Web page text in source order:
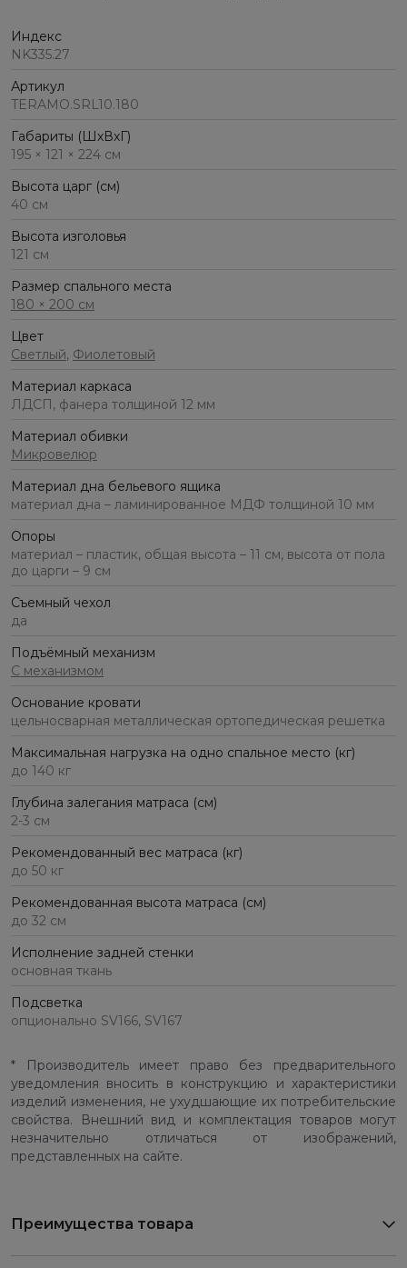
Индекс
NK335.27
Артикул
TERAMO.SRL10.180
Габариты (ШхВхГ)
195 × 121 × 224 см
Высота царг (см)
40 см
Высота изголовья
121 см
Размер спального места
180 × 200 см
Цвет
Светлый, Фиолетовый
Материал каркаса
ЛДСП, фанера толщиной 12 мм
Материал обивки
Микровелюр
Материал дна бельевого ящика
материал дна – ламинированное МДФ толщиной 10 мм
Опоры
материал – пластик, общая высота – 11 см, высота от пола
до царги – 9 см
Съемный чехол
да
Подъёмный механизм
С механизмом
Основание кровати
цельносварная металлическая ортопедическая решетка
Максимальная нагрузка на одно спальное место (кг)
до 140 кг
Глубина залегания матраса (см)
2-3 см
Рекомендованный вес матраса (кг)
до 50 кг
Рекомендованная высота матраса (см)
до 32 см
Исполнение задней стенки
основная ткань
Подсветка
опционально SV166, SV167
* Производитель имеет право без предварительного
уведомления вносить в конструкцию и характеристики
изделий изменения, не ухудшающие их потребительские
свойства. Внешний вид и комплектация товаров могут
незначительно отличаться от изображений,
представленных на сайте.
Преимущества товара